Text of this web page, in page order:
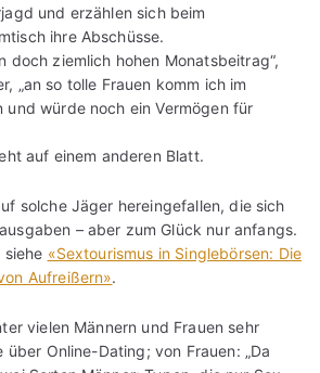
und erzählen sich beim
ihre Abschüsse.
doch ziemlich hohen Monatsbeitrag“,
„an so tolle Frauen komm ich im
und würde noch ein Vermögen für
auf einem anderen Blatt.
solche Jäger hereingefallen, die sich
– aber zum Glück nur anfangs.
siehe «Sextourismus in Singlebörsen: Die
Aufreißern».
vielen Männern und Frauen sehr
Online-Dating; von Frauen: „Da